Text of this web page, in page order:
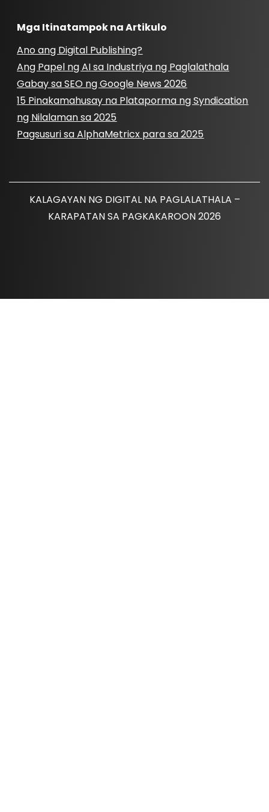
Mga Itinatampok na Artikulo
Ano ang Digital Publishing?
Ang Papel ng AI sa Industriya ng Paglalathala
Gabay sa SEO ng Google News 2026
15 Pinakamahusay na Plataporma ng Syndication
ng Nilalaman sa 2025
Pagsusuri sa AlphaMetricx para sa 2025
KALAGAYAN NG DIGITAL NA PAGLALATHALA –
KARAPATAN SA PAGKAKAROON 2026